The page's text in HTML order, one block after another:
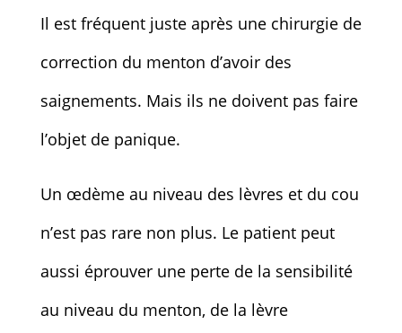
Il est fréquent juste après une chirurgie de
correction du menton d’avoir des
saignements. Mais ils ne doivent pas faire
l’objet de panique.
Un œdème au niveau des lèvres et du cou
n’est pas rare non plus. Le patient peut
aussi éprouver une perte de la sensibilité
au niveau du menton, de la lèvre